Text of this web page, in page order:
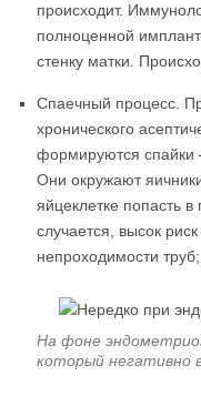
происходит.
полноценной
стенку матки.
Спаечный процесс.
хронического
формируются спайки
Они окружают
яйцеклетке попасть в
случается, высок
непроходимости труб;
На фоне
который негативно